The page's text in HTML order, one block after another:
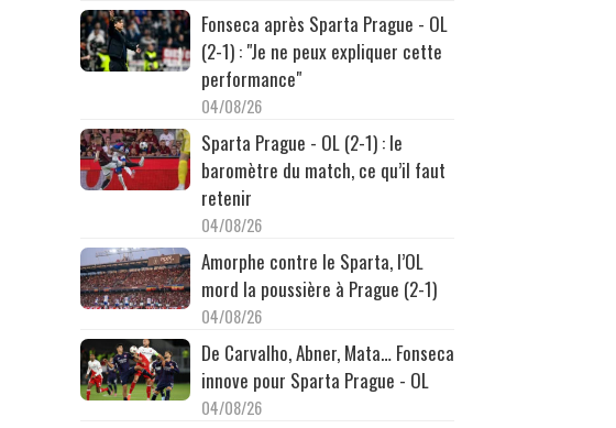
Fonseca après Sparta Prague - OL
(2-1) : "Je ne peux expliquer cette
performance"
04/08/26
Sparta Prague - OL (2-1) : le
baromètre du match, ce qu’il faut
retenir
04/08/26
Amorphe contre le Sparta, l’OL
mord la poussière à Prague (2-1)
04/08/26
De Carvalho, Abner, Mata… Fonseca
innove pour Sparta Prague - OL
04/08/26